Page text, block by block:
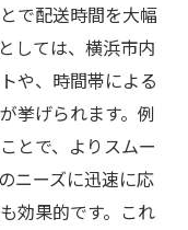
で配送時間を大幅
しては、横浜市内
や、時間帯による
挙げられます。例
とで、よりスムー
ニーズに迅速に応
効果的です。これ